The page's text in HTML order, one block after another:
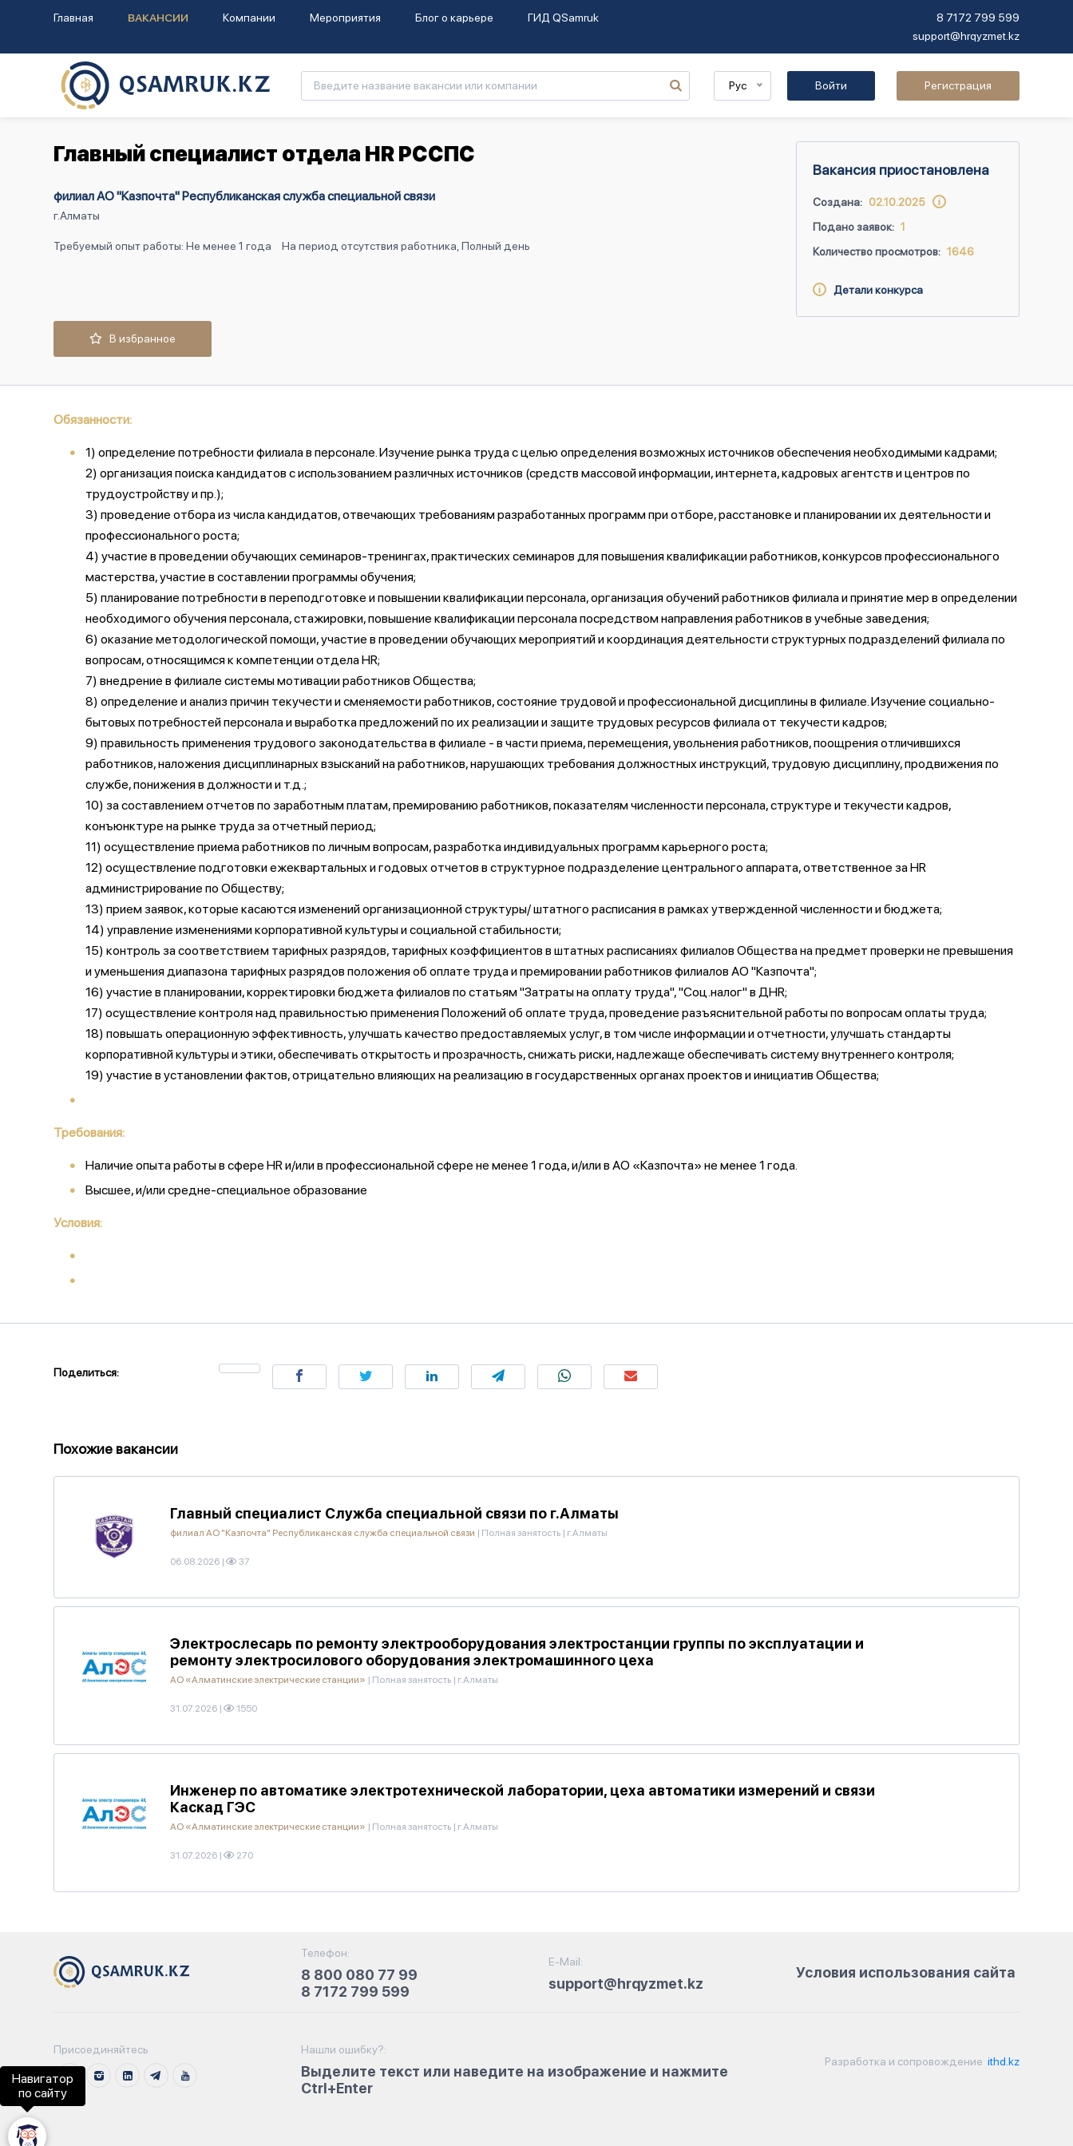
Главная ВАКАНСИИ Компании Мероприятия Блог о карьере ГИД QSamruk
8 7172 799 599
support@hrqyzmet.kz
Рус Войти Регистрация
Главный специалист отдела HR РССПС
филиал АО "Казпочта" Республиканская служба специальной связи
г.Алматы
Требуемый опыт работы: Не менее 1 года На период отсутствия работника, Полный день
Вакансия приостановлена
Создана: 02.10.2025
Подано заявок: 1
Количество просмотров: 1646
Детали конкурса
В избранное
Обязанности:
1) определение потребности филиала в персонале. Изучение рынка труда с целью определения возможных источников обеспечения необходимыми кадрами;
2) организация поиска кандидатов с использованием различных источников (средств массовой информации, интернета, кадровых агентств и центров по
трудоустройству и пр.);
3) проведение отбора из числа кандидатов, отвечающих требованиям разработанных программ при отборе, расстановке и планировании их деятельности и
профессионального роста;
4) участие в проведении обучающих семинаров-тренингах, практических семинаров для повышения квалификации работников, конкурсов профессионального
мастерства, участие в составлении программы обучения;
5) планирование потребности в переподготовке и повышении квалификации персонала, организация обучений работников филиала и принятие мер в определении
необходимого обучения персонала, стажировки, повышение квалификации персонала посредством направления работников в учебные заведения;
6) оказание методологической помощи, участие в проведении обучающих мероприятий и координация деятельности структурных подразделений филиала по
вопросам, относящимся к компетенции отдела HR;
7) внедрение в филиале системы мотивации работников Общества;
8) определение и анализ причин текучести и сменяемости работников, состояние трудовой и профессиональной дисциплины в филиале. Изучение социально-
бытовых потребностей персонала и выработка предложений по их реализации и защите трудовых ресурсов филиала от текучести кадров;
9) правильность применения трудового законодательства в филиале - в части приема, перемещения, увольнения работников, поощрения отличившихся
работников, наложения дисциплинарных взысканий на работников, нарушающих требования должностных инструкций, трудовую дисциплину, продвижения по
службе, понижения в должности и т.д.;
10) за составлением отчетов по заработным платам, премированию работников, показателям численности персонала, структуре и текучести кадров,
конъюнктуре на рынке труда за отчетный период;
11) осуществление приема работников по личным вопросам, разработка индивидуальных программ карьерного роста;
12) осуществление подготовки ежеквартальных и годовых отчетов в структурное подразделение центрального аппарата, ответственное за HR
администрирование по Обществу;
13) прием заявок, которые касаются изменений организационной структуры/ штатного расписания в рамках утвержденной численности и бюджета;
14) управление изменениями корпоративной культуры и социальной стабильности;
15) контроль за соответствием тарифных разрядов, тарифных коэффициентов в штатных расписаниях филиалов Общества на предмет проверки не превышения
и уменьшения диапазона тарифных разрядов положения об оплате труда и премировании работников филиалов АО "Казпочта";
16) участие в планировании, корректировки бюджета филиалов по статьям "Затраты на оплату труда", "Соц.налог" в ДHR;
17) осуществление контроля над правильностью применения Положений об оплате труда, проведение разъяснительной работы по вопросам оплаты труда;
18) повышать операционную эффективность, улучшать качество предоставляемых услуг, в том числе информации и отчетности, улучшать стандарты
корпоративной культуры и этики, обеспечивать открытость и прозрачность, снижать риски, надлежаще обеспечивать систему внутреннего контроля;
19) участие в установлении фактов, отрицательно влияющих на реализацию в государственных органах проектов и инициатив Общества;
Требования:
Наличие опыта работы в сфере HR и/или в профессиональной сфере не менее 1 года, и/или в АО «Казпочта» не менее 1 года.
Высшее, и/или средне-специальное образование
Условия:
Поделиться:
Похожие вакансии
Главный специалист Служба специальной связи по г.Алматы
филиал АО "Казпочта" Республиканская служба специальной связи | Полная занятость | г.Алматы
06.08.2026 | 37
Электрослесарь по ремонту электрооборудования электростанции группы по эксплуатации и
ремонту электросилового оборудования электромашинного цеха
АО «Алматинские электрические станции» | Полная занятость | г.Алматы
31.07.2026 | 1550
Инженер по автоматике электротехнической лаборатории, цеха автоматики измерений и связи
Каскад ГЭС
АО «Алматинские электрические станции» | Полная занятость | г.Алматы
31.07.2026 | 270
Телефон:
8 800 080 77 99
8 7172 799 599
E-Mail:
support@hrqyzmet.kz
Условия использования сайта
Присоединяйтесь Нашли ошибку?:
Выделите текст или наведите на изображение и нажмите
Ctrl+Enter
Разработка и сопровождение ithd.kz
Навигатор
по сайту